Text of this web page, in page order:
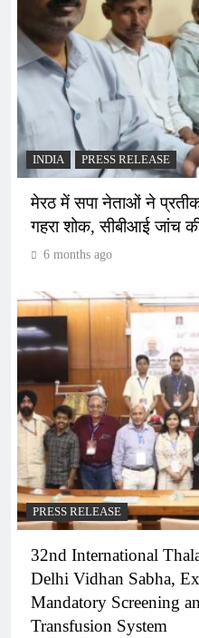
INDIA PRESS RELEASE
मेरठ में सपा नेताओं ने
गहरा शोक, सीबीआई जांच
6 months ago
PRESS RELEASE
32nd International
Delhi Vidhan Sabha,
Mandatory Screening
Transfusion System